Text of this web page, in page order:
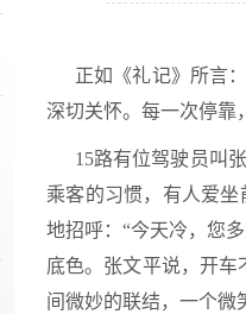
正如《礼记》所言
深切关怀。每一次停靠
15路有位驾驶员叫
乘客的习惯，有人爱
地招呼：“今天冷，您
底色。张文平说，开
间微妙的联结，一个微